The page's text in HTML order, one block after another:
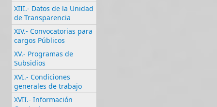
XIII.- Datos de la Unidad
de Transparencia
XIV.- Convocatorias para
cargos Públicos
XV.- Programas de
Subsidios
XVI.- Condiciones
generales de trabajo
XVII.- Información